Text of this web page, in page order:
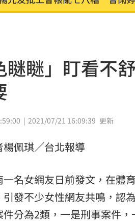
音波照！北影影后李亦捷懷孕了
空廚爆食安危機 主管逼洗蛆
追星衝上舞台被保鑣抓走！真相
撕掉完美標籤 首度認：我也會
風逼近！7地區明午前達停班課
、私生飯騷擾風波！黃晸珉憔
由！台南14萬學童午餐「整顆
瞇瞇」盯看不
2021/07/21 16:09:39 更新
楊佩琪／台北報導
一名女網友日前發文，在體
引發不少女性網友共鳴，認
件分為2類，一是刑事案件